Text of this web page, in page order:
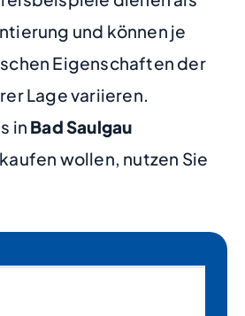
und können je
Eigenschaften der
Lage variieren.
in Bad Saulgau
wollen, nutzen Sie